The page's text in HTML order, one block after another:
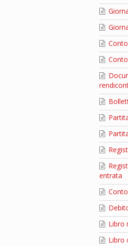
entrata
Libro
Libro